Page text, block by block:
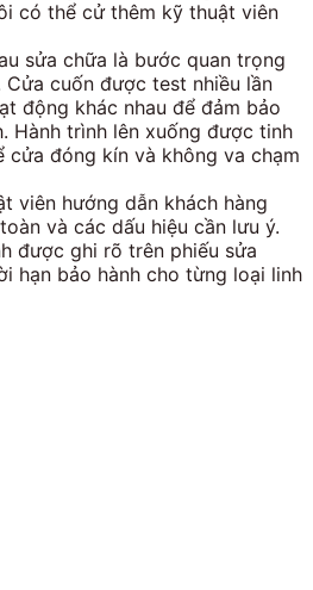
có thể cử thêm kỹ thuật viên
sửa chữa là bước quan trọng
cuốn được test nhiều lần
động khác nhau để đảm bảo
Hành trình lên xuống được tinh
cửa đóng kín và không va chạm
viên hướng dẫn khách hàng
và các dấu hiệu cần lưu ý.
được ghi rõ trên phiếu sửa
hạn bảo hành cho từng loại linh